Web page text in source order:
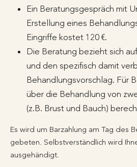
Ein Beratungsgespräch mit
Erstellung eines
Eingriffe kostet 120 €.
Die Beratung bezieht sich
und den spezifisch damit
Behandlungsvorschlag. Für
über die Behandlung von
(z.B. Brust und Bauch)
Es wird um Barzahlung am Tag des
gebeten. Selbstverständlich wird
ausgehändigt.